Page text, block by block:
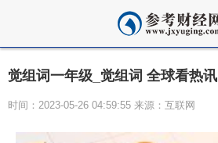
觉组词一年级_觉组词 全球看热讯
时间：2023-05-26 04:59:55 来源：互联网